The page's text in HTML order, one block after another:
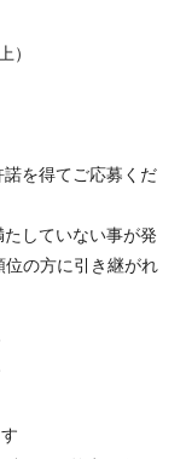
）
を得てご応募くだ
していない事が発
の方に引き継がれ